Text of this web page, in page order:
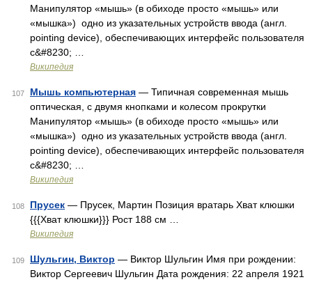
Манипулятор «мышь» (в обиходе просто «мышь» или
«мышка») одно из указательных устройств ввода (англ.
pointing device), обеспечивающих интерфейс пользователя
с&#8230; …
Википедия
107 Мышь компьютерная — Типичная современная мышь
оптическая, с двумя кнопками и колесом прокрутки
Манипулятор «мышь» (в обиходе просто «мышь» или
«мышка») одно из указательных устройств ввода (англ.
pointing device), обеспечивающих интерфейс пользователя
с&#8230; …
Википедия
108 Прусек — Прусек, Мартин Позиция вратарь Хват клюшки
{{{Хват клюшки}}} Рост 188 см …
Википедия
109 Шульгин, Виктор — Виктор Шульгин Имя при рождении:
Виктор Сергеевич Шульгин Дата рождения: 22 апреля 1921